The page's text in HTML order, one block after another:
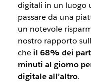
digitali in un luogo
passare da una
un notevole
nostro rapporto
che il 68% dei
minuti al giorno
digitale all’altro.